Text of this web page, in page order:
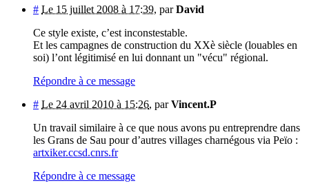
# Le 15 juillet 2008 à 17:39, parDavid
Ce style existe, c’est inconstestable.
Et les campagnes de construction du XXè siècle (louables en
soi) l’ont légitimisé en lui donnant un "vécu" régional.
Répondre à ce message
# Le 24 avril 2010 à 15:26, parVincent.P
Un travail similaire à ce que nous avons pu entreprendre dans
les Grans de Sau pour d’autres villages charnégous via Peïo :
artxiker.ccsd.cnrs.fr
Répondre à ce message